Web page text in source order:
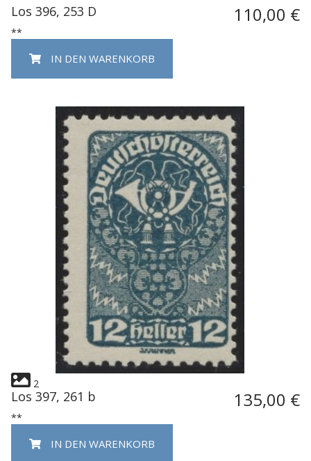
Los 396, 253 D 110,00 €
**
IN DEN WARENKORB
2
Los 397, 261 b 135,00 €
**
IN DEN WARENKORB